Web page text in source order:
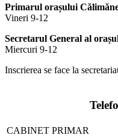
Primarul orașului
Vineri 9-12
Secretarul General al
Miercuri 9-12
Inscrierea se face la
CABINET PRIMAR